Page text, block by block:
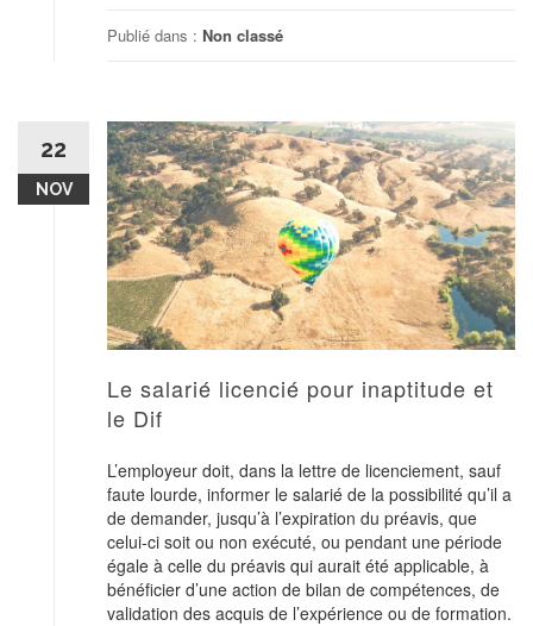
Publié dans : Non classé
22
NOV
Le salarié licencié pour inaptitude et
le Dif
L’employeur doit, dans la lettre de licenciement, sauf
faute lourde, informer le salarié de la possibilité qu’il a
de demander, jusqu’à l’expiration du préavis, que
celui-ci soit ou non exécuté, ou pendant une période
égale à celle du préavis qui aurait été applicable, à
bénéficier d’une action de bilan de compétences, de
validation des acquis de l’expérience ou de formation.